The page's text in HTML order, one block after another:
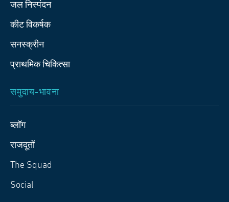
जल निस्पंदन
कीट विकर्षक
सनस्क्रीन
प्राथमिक चिकित्‍सा
समुदाय-भावना
ब्लॉग
राजदूतों
The Squad
Social